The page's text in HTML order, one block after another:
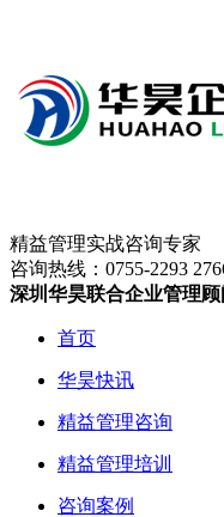
精益管理实战咨询专家
咨询热线： 0755-2293
深圳华昊联合企业管理顾
首页
华昊快讯
精益管理咨询
精益管理培训
咨询案例